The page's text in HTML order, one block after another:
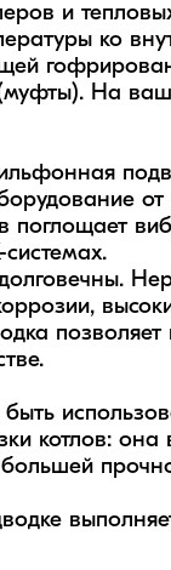
и
ко
На
от
котлов: